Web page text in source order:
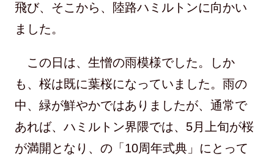
飛び、そこから、陸路ハミルトンに向かい
ました。
この日は、生憎の雨模様でした。しか
も、桜は既に葉桜になっていました。雨の
中、緑が鮮やかではありましたが、通常で
あれば、ハミルトン界隈では、5月上旬が桜
が満開となり、の「10周年式典」にとって